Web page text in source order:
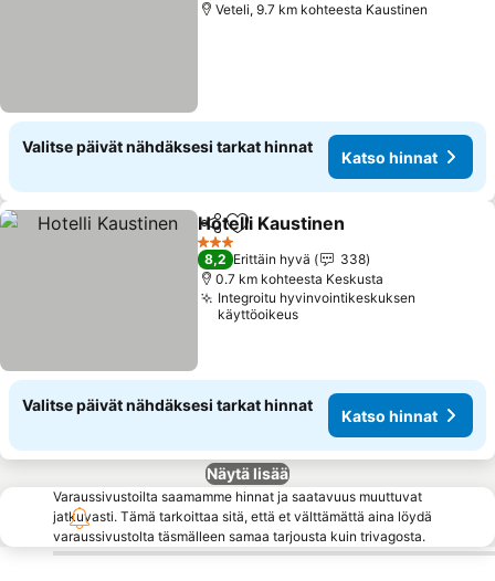
Veteli, 9.7 km kohteesta Kaustinen
Valitse päivät nähdäksesi tarkat hinnat
Katso hinnat
Jaa Lisää suosikkeihin
Hotelli Kaustinen
3 Tähtiluokitus
8,2 Erittäin hyvä
338
0.7 km kohteesta Keskusta
Integroitu hyvinvointikeskuksen
käyttöoikeus
Valitse päivät nähdäksesi tarkat hinnat
Katso hinnat
Näytä lisää
Varaussivustoilta saamamme hinnat ja saatavuus muuttuvat
jatkuvasti. Tämä tarkoittaa sitä, että et välttämättä aina löydä
varaussivustolta täsmälleen samaa tarjousta kuin trivagosta.